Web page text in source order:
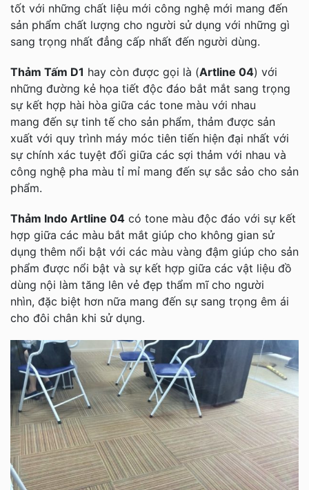
tốt với những chất liệu mới công nghệ mới mang đến
sản phẩm chất lượng cho người sử dụng với những gì
sang trọng nhất đẳng cấp nhất đến người dùng.
Thảm Tấm D1 hay còn được gọi là (Artline 04) với
những đường kẻ họa tiết độc đáo bắt mắt sang trọng
sự kết hợp hài hòa giữa các tone màu với nhau
mang đến sự tinh tế cho sản phẩm, thảm được sản
xuất với quy trình máy móc tiên tiến hiện đại nhất với
sự chính xác tuyệt đối giữa các sợi thảm với nhau và
công nghệ pha màu tỉ mỉ mang đến sự sắc sảo cho sản
phẩm.
Thảm Indo Artline 04 có tone màu độc đáo với sự kết
hợp giữa các màu bắt mắt giúp cho không gian sử
dụng thêm nổi bật với các màu vàng đậm giúp cho sản
phẩm được nổi bật và sự kết hợp giữa các vật liệu đồ
dùng nội làm tăng lên vẻ đẹp thẩm mĩ cho người
nhìn, đặc biệt hơn nữa mang đến sự sang trọng êm ái
cho đôi chân khi sử dụng.